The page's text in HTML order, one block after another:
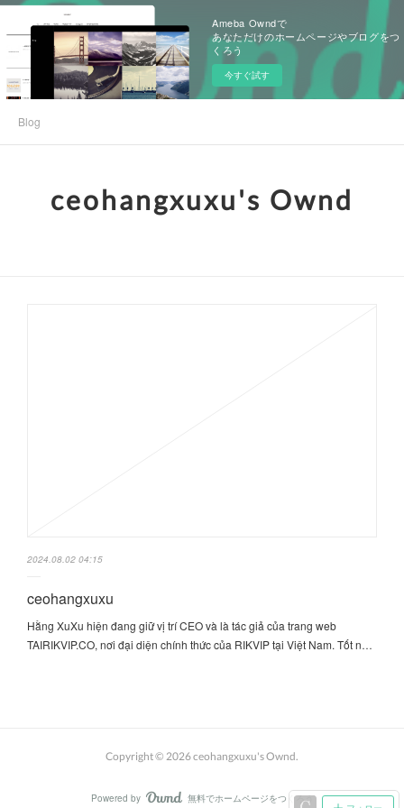
Ameba Owndで
あなただけのホームページやブログをつ
くろう
今すぐ試す
Blog
ceohangxuxu's Ownd
2024.08.02 04:15
ceohangxuxu
Hằng XuXu hiện đang giữ vị trí CEO và là tác giả của trang web
TAIRIKVIP.CO, nơi đại diện chính thức của RIKVIP tại Việt Nam. Tốt n…
Copyright © 2026ceohangxuxu's Ownd.
Powered by AmebaOwnd
無料でホームページをつくろう